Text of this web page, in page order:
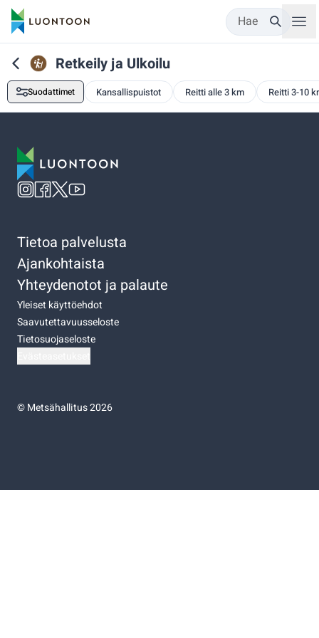
Hae
Retkeily ja Ulkoilu
Suodattimet Kansallispuistot Reitti alle 3 km Reitti 3-10
Tietoa palvelusta
Ajankohtaista
Yhteydenotot ja palaute
Yleiset käyttöehdot
Saavutettavuusseloste
Tietosuojaseloste
©Metsähallitus 2026